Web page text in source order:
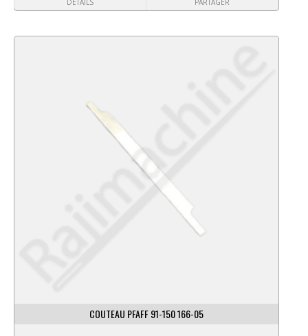
DÉTAILS PARTAGER
COUTEAU PFAFF 91-150 166-05